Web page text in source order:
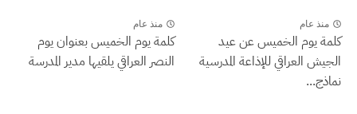
منذ عام
كلمة يوم الخميس عن عيد
الجيش العراقي للإذاعة المدرسية
نماذج...
منذ عام
كلمة يوم الخميس بعنوان يوم
النصر العراقي يلقيها مدير المدرسة